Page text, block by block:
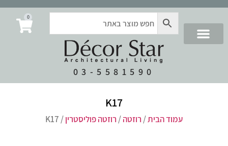
03-5581590
0
K17
עמוד הבית/ רוזטה/ רוזטה פוליסטרין/ K17